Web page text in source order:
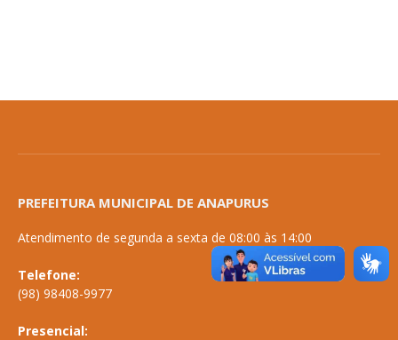
PREFEITURA MUNICIPAL DE ANAPURUS
Atendimento de segunda a sexta de 08:00 às 14:00
Telefone:
(98) 98408-9977
Presencial: